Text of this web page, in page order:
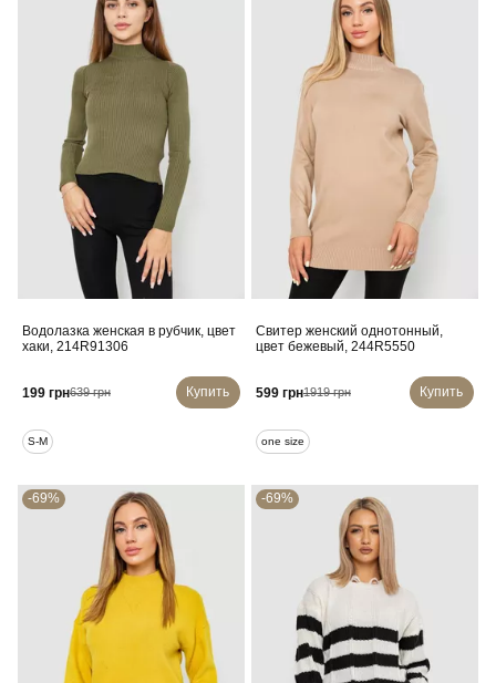
Водолазка женская в рубчик, цвет
хаки, 214R91306
199 грн639 грн Купить
S-M
Свитер женский однотонный,
цвет бежевый, 244R5550
599 грн1919 грн Купить
one size
-69% -69%